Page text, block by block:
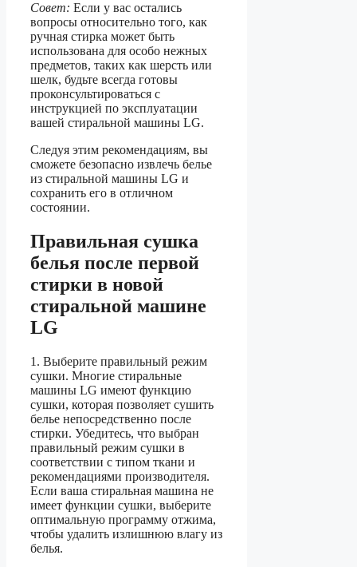
Совет: Если у вас остались
вопросы относительно того, как
ручная стирка может быть
использована для особо нежных
предметов, таких как шерсть или
шелк, будьте всегда готовы
проконсультироваться с
инструкцией по эксплуатации
вашей стиральной машины LG.
Следуя этим рекомендациям, вы
сможете безопасно извлечь белье
из стиральной машины LG и
сохранить его в отличном
состоянии.
Правильная сушка
белья после первой
стирки в новой
стиральной машине
LG
1. Выберите правильный режим
сушки. Многие стиральные
машины LG имеют функцию
сушки, которая позволяет сушить
белье непосредственно после
стирки. Убедитесь, что выбран
правильный режим сушки в
соответствии с типом ткани и
рекомендациями производителя.
Если ваша стиральная машина не
имеет функции сушки, выберите
оптимальную программу отжима,
чтобы удалить излишнюю влагу из
белья.